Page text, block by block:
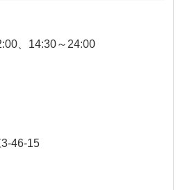
、14:30～24:00
46-15